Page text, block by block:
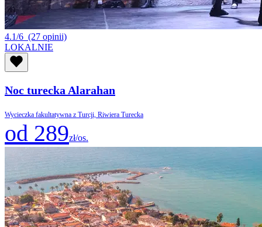
4.1/6 (27 opinii)
LOKALNIE
Noc turecka Alarahan
Wycieczka fakultatywna z Turcji, Riwiera Turecka
od 289zł/os.